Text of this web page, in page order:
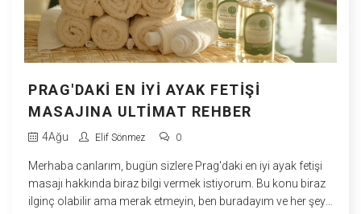
PRAG'DAKI EN İYI AYAK FETIŞI
MASAJINA ULTIMAT REHBER
4Ağu Elif Sönmez 0
Merhaba canlarım, bugün sizlere Prag'daki en iyi ayak fetişi
masajı hakkında biraz bilgi vermek istiyorum. Bu konu biraz
ilginç olabilir ama merak etmeyin, ben buradayım ve her şeyi